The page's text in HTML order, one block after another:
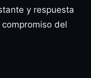
y respuesta
del